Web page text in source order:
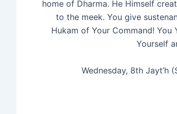
home of Dharma. He Himself
to the meek. You give
Hukam of Your Command!
Yourself
Wednesday, 8th Jayt’h